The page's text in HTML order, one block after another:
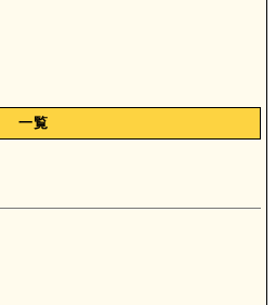
一覧